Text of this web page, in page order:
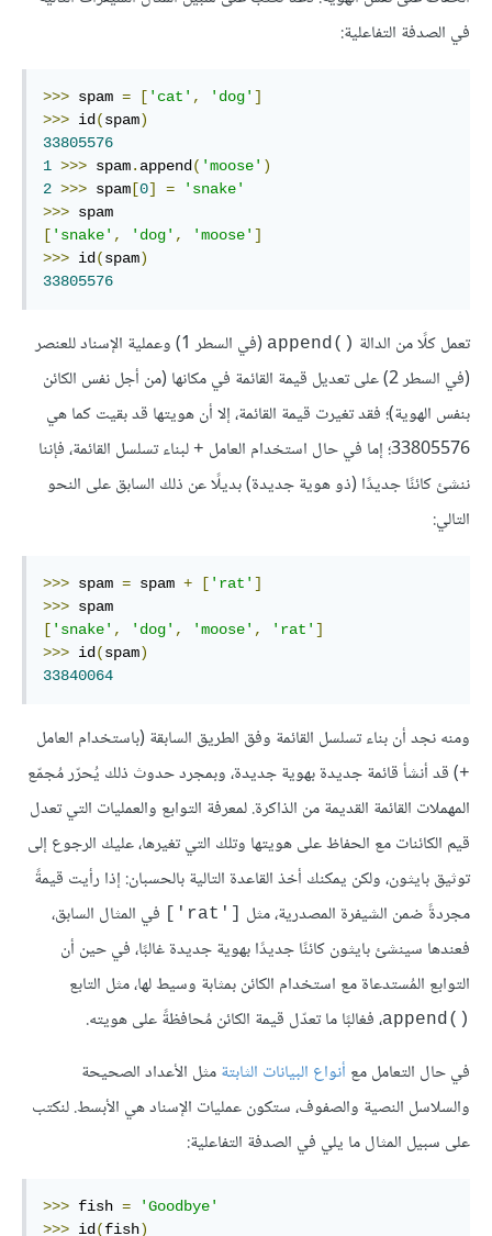
في الصدفة التفاعلية:
>>> spam = [ 'cat' , 'dog' ]
>>> id (spam)
33805576
1 >>> spam. append ( 'moose' )
2 >>> spam [0] =
'snake'
>>>
[ 'snake' , 'dog' , 'moose' ]
>>> id (spam)
33805576
تعمل كلًا من الدالة ()append
(في السطر 1) وعملية الإسناد للعنصر
(في السطر 2) على تعديل قيمة القائمة في مكانها (من أجل نفس الكائن
بنفس الهوية)؛ فقد تغيرت قيمة القائمة، إلا أن هويتها قد بقيت كما هي
33805576؛ إما في حال استخدام العامل
+ لبناء تسلسل القائمة، فإننا
ننشئ كائنًا جديدًا (ذو هوية جديدة) بديلًا عن ذلك السابق على النحو
التالي:
>>> spam = spam + [ 'rat' ]
>>>
[ 'snake' , 'dog' , 'moose' , 'rat' ]
>>> id (spam)
33840064
ومنه نجد أن بناء تسلسل القائمة وفق الطريق السابقة (باستخدام العامل
+) قد أنشأ قائمة جديدة بهوية جديدة، وبمجرد حدوث ذلك يُحرّر مُجمّع
المهملات القائمة القديمة من الذاكرة. لمعرفة التوابع والعمليات التي تعدل
قيم الكائنات مع الحفاظ على هويتها وتلك التي تغيرها، عليك الرجوع إلى
توثيق بايثون، ولكن يمكنك أخذ القاعدة التالية بالحسبان: إذا رأيت قيمةً
مجردةً ضمن الشيفرة المصدرية، مثل
['rat']
في المثال السابق،
فعندها سينشئ بايثون كائنًا جديدًا بهوية جديدة غالبًا، في حين أن
التوابع المُستدعاة مع استخدام الكائن بمثابة وسيط لها، مثل التابع
()append
، فغالبًا ما تعدّل قيمة الكائن مُحافظةً على هويته.
في حال التعامل مع أنواع البيانات الثابتةمثل الأعداد الصحيحة
والسلاسل النصية والصفوف، ستكون عمليات الإسناد هي الأبسط. لنكتب
على سبيل المثال ما يلي في الصدفة التفاعلية:
>>> fish =
'Goodbye'
>>> id (fish)